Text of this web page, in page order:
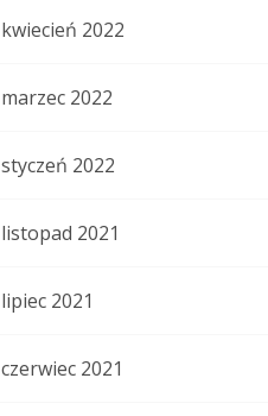
kwiecień 2022
marzec 2022
styczeń 2022
listopad 2021
lipiec 2021
czerwiec 2021